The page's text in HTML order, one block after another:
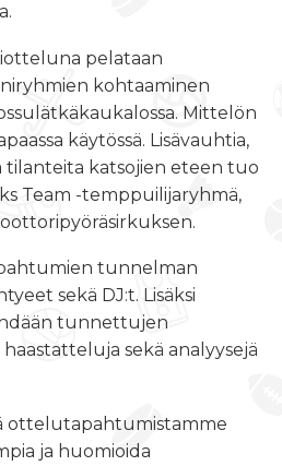
pelataan
kohtaaminen
Mittelön
käytössä. Lisävauhtia,
tilanteita katsojien eteen tuo
Team -temppuilijaryhmä,
tunnelman
sekä DJ:t. Lisäksi
tunnettujen
sekä analyysejä
ottelutapahtumistamme
ja huomioida